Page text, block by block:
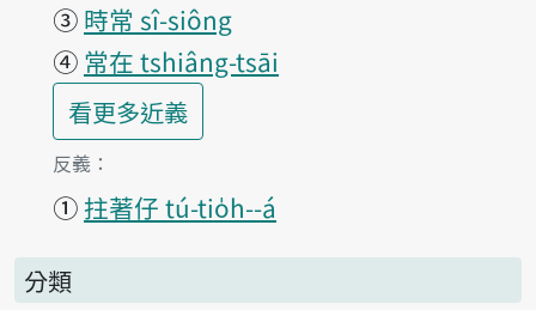
③ 時常 sî-siông
④ 常在 tshiâng-tsāi
看更多第1項釋義的
近義
第1項釋義的
反義：
① 拄著仔 tú-tio̍h--á
分類